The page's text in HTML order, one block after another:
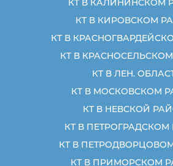
КТ В КАЛИНИНСКОМ
КТ В КИРОВСКОМ
КТ В
КТ В
КТ В ЛЕН.
КТ В МОСКОВСКОМ
КТ В НЕВСКОЙ
КТ В
КТ В
КТ В ПРИМОРСКОМ